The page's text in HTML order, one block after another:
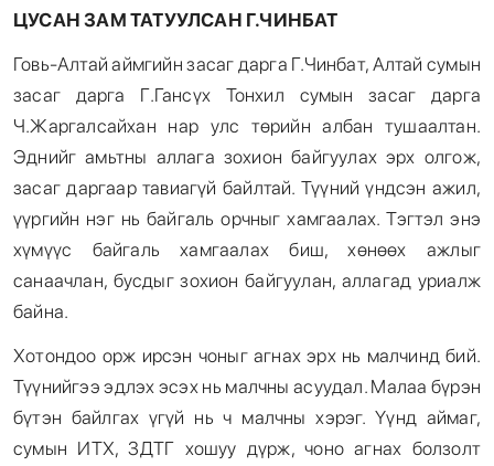
ЦУСАН ЗАМ ТАТУУЛСАН Г.ЧИНБАТ
Говь-Алтай аймгийн засаг дарга Г.Чинбат, Алтай сумын
засаг дарга Г.Гансүх Тонхил сумын засаг дарга
Ч.Жаргалсайхан нар улс төрийн албан тушаалтан.
Эднийг амьтны аллага зохион байгуулах эрх олгож,
засаг даргаар тавиагүй байлтай. Түүний үндсэн ажил,
үүргийн нэг нь байгаль орчныг хамгаалах. Тэгтэл энэ
хүмүүс байгаль хамгаалах биш, хөнөөх ажлыг
санаачлан, бусдыг зохион байгуулан, аллагад уриалж
байна.
Хотондоо орж ирсэн чоныг агнах эрх нь малчинд бий.
Түүнийгээ эдлэх эсэх нь малчны асуудал. Малаа бүрэн
бүтэн байлгах үгүй нь ч малчны хэрэг. Үүнд аймаг,
сумын ИТХ, ЗДТГ хошуу дүрж, чоно агнах болзолт